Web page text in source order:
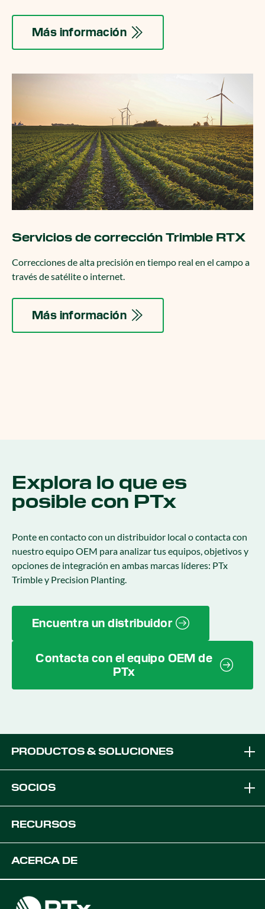
Más información
Servicios de corrección Trimble RTX
Correcciones de alta precisión en tiempo real en el campo a
través de satélite o internet.
Más información
Explora lo que es
posible con PTx
Ponte en contacto con un distribuidor local o contacta con
nuestro equipo OEM para analizar tus equipos, objetivos y
opciones de integración en ambas marcas líderes: PTx
Trimble y Precision Planting.
Encuentra un distribuidor
Contacta con el equipo OEM de
PTx
PRODUCTOS & SOLUCIONES
Soluciones de Equipos
SOCIOS
Soluciones OEM
RECURSOS
Asistencia
ACERCA DE